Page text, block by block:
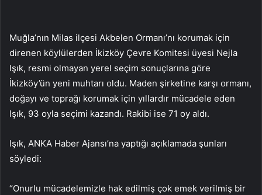
Muğla’nın Milas ilçesi Akbelen Ormanı’nı korumak için
direnen köylülerden İkizköy Çevre Komitesi üyesi Nejla
Işık, resmi olmayan yerel seçim sonuçlarına göre
İkizköy’ün yeni muhtarı oldu. Maden şirketine karşı ormanı,
doğayı ve toprağı korumak için yıllardır mücadele eden
Işık, 93 oyla seçimi kazandı. Rakibi ise 71 oy aldı.
Işık, ANKA Haber Ajansı’na yaptığı açıklamada şunları
söyledi:
“Onurlu mücadelemizle hak edilmiş çok emek verilmiş bir